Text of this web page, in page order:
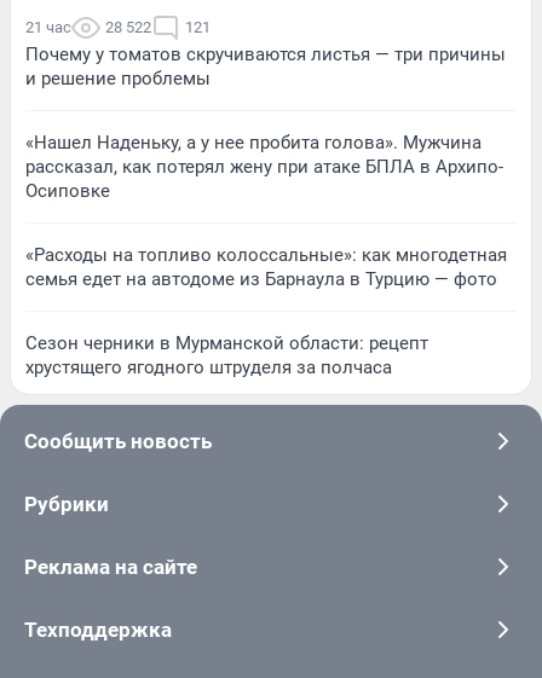
21 час 28 522 121
Почему у томатов скручиваются листья — три причины
и решение проблемы
«Нашел Наденьку, а у нее пробита голова». Мужчина
рассказал, как потерял жену при атаке БПЛА в Архипо-
Осиповке
«Расходы на топливо колоссальные»: как многодетная
семья едет на автодоме из Барнаула в Турцию — фото
Сезон черники в Мурманской области: рецепт
хрустящего ягодного штруделя за полчаса
Сообщить новость
Рубрики
Реклама на сайте
Техподдержка